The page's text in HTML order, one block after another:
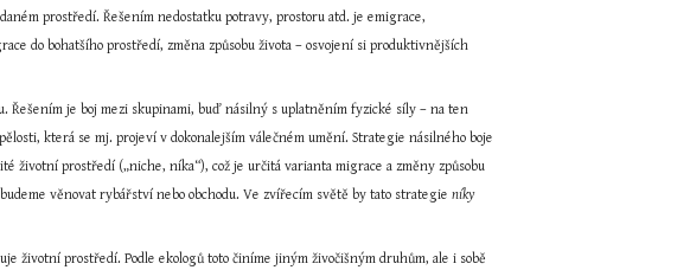
prostředí. Řešením nedostatku potravy, prostoru atd. je emigrace,
do bohatšího prostředí, změna způsobu života – osvojení si produktivnějších
Řešením je boj mezi skupinami, buď násilný s uplatněním fyzické síly – na ten
která se mj. projeví v dokonalejším válečném umění. Strategie násilného boje
životní prostředí („niche, níka“), což je určitá varianta migrace a změny způsobu
věnovat rybářství nebo obchodu. Ve zvířecím světě by tato strategie níky
životní prostředí. Podle ekologů toto činíme jiným živočišným druhům, ale i sobě